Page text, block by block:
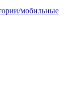
мобильные